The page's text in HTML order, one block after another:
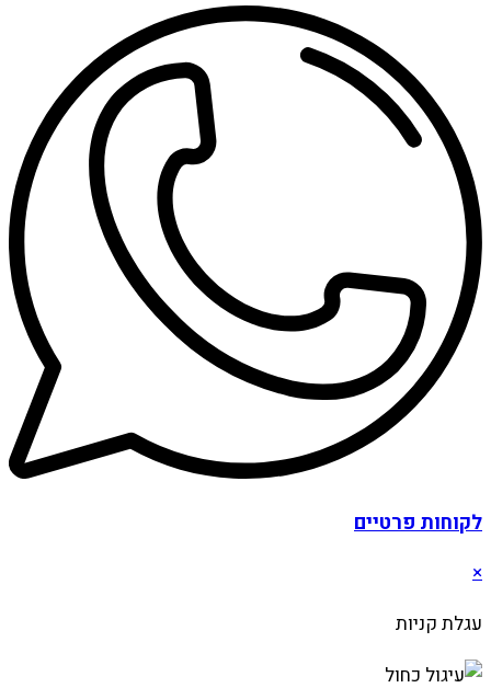
לקוחות פרטיים
×
עגלת קניות